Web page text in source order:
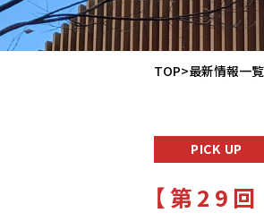
TOP>最新情報一覧
PICK UP
【第29